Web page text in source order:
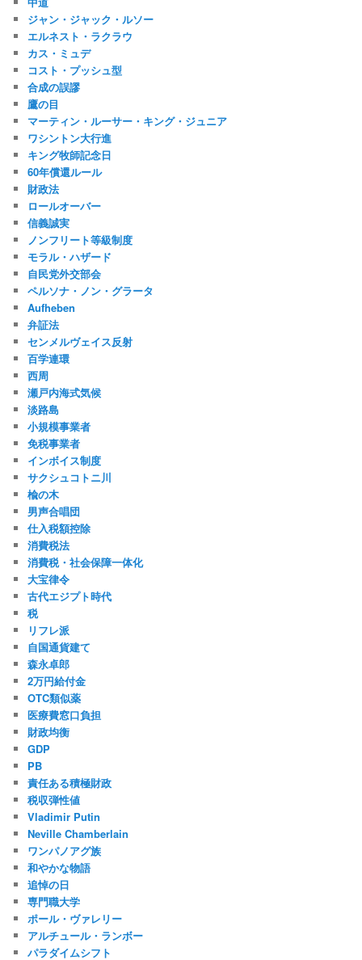
ジャン・ジャック・ルソー
エルネスト・ラクラウ
カス・ミュデ
コスト・プッシュ型
合成の誤謬
鷹の目
マーティン・ルーサー・キング・ジュニア
ワシントン大行進
キング牧師記念日
60年償還ルール
財政法
ロールオーバー
信義誠実
ノンフリート等級制度
モラル・ハザード
自民党外交部会
ペルソナ・ノン・グラータ
Aufheben
弁証法
センメルヴェイス反射
百学連環
西周
瀬戸内海式気候
淡路島
小規模事業者
免税事業者
インボイス制度
サクシュコトニ川
楡の木
男声合唱団
仕入税額控除
消費税法
消費税・社会保障一体化
大宝律令
古代エジプト時代
税
リフレ派
自国通貨建て
森永卓郎
2万円給付金
OTC類似薬
医療費窓口負担
財政均衡
GDP
PB
責任ある積極財政
税収弾性値
Vladimir Putin
Neville Chamberlain
ワンパノアグ族
和やかな物語
追悼の日
専門職大学
ポール・ヴァレリー
アルチュール・ランボー
パラダイムシフト